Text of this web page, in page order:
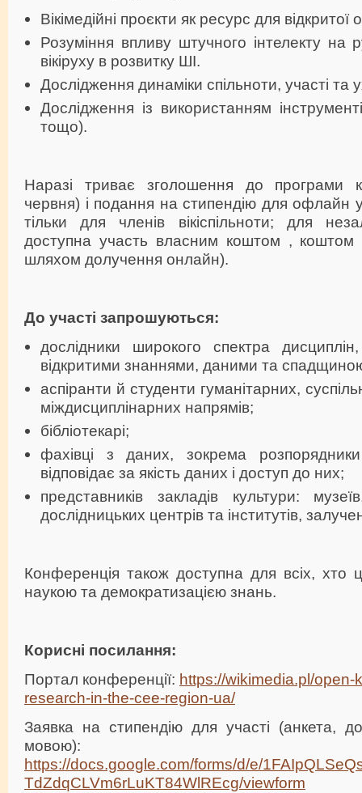
Вікімедійні проєкти як ресурс для відкритої
Розуміння впливу штучного інтелекту на
вікіруху в розвитку ШІ.
Дослідження динаміки спільноти, участі та
Дослідження із використанням
тощо).
Наразі триває зголошення до програми
червня) і подання на стипендію для офлайн
тільки для членів вікіспільноти; для
доступна участь власним коштом , коштом
шляхом долучення онлайн).
До участі запрошуються:
дослідники широкого спектра
відкритими знаннями, даними та
аспіранти й студенти гуманітарних,
міждисциплінарних напрямів;
бібліотекарі;
фахівці з даних, зокрема
відповідає за якість даних і доступ до них;
представників закладів культури:
дослідницьких центрів та інститутів,
Конференція також доступна для всіх, хто
наукою та демократизацією знань.
Корисні посилання:
Портал конференції: https://wikimedia.pl/
research-in-the-cee-region-ua/
Заявка на стипендію для участі (анкета,
мовою):
https://docs.google.com/forms/d/e/
TdZdqCLVm6rLuKT84WlREcg/viewform